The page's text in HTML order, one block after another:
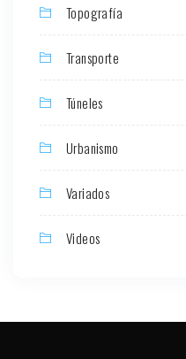
Topografía
Transporte
Túneles
Urbanismo
Variados
Videos